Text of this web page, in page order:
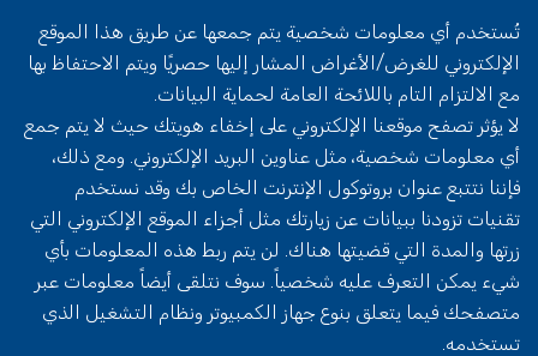
تُستخدم أي معلومات شخصية يتم جمعها عن طريق هذا الموقع
الإلكتروني للغرض/الأغراض المشار إليها حصريًا ويتم الاحتفاظ بها
مع الالتزام التام باللائحة العامة لحماية البيانات.
لا يؤثر تصفح موقعنا الإلكتروني على إخفاء هويتك حيث لا يتم جمع
أي معلومات شخصية، مثل عناوين البريد الإلكتروني. ومع ذلك،
فإننا نتتبع عنوان بروتوكول الإنترنت الخاص بك وقد نستخدم
تقنيات تزودنا ببيانات عن زيارتك مثل أجزاء الموقع الإلكتروني التي
زرتها والمدة التي قضيتها هناك. لن يتم ربط هذه المعلومات بأي
شيء يمكن التعرف عليه شخصياً. سوف نتلقى أيضاً معلومات عبر
متصفحك فيما يتعلق بنوع جهاز الكمبيوتر ونظام التشغيل الذي
تستخدمه.